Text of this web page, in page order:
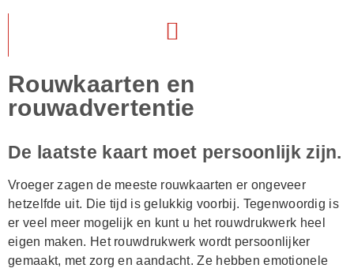
Rouwkaarten en
rouwadvertentie
De laatste kaart moet persoonlijk zijn.
Vroeger zagen de meeste rouwkaarten er ongeveer
hetzelfde uit. Die tijd is gelukkig voorbij. Tegenwoordig is
er veel meer mogelijk en kunt u het rouwdrukwerk heel
eigen maken. Het rouwdrukwerk wordt persoonlijker
gemaakt, met zorg en aandacht. Ze hebben emotionele